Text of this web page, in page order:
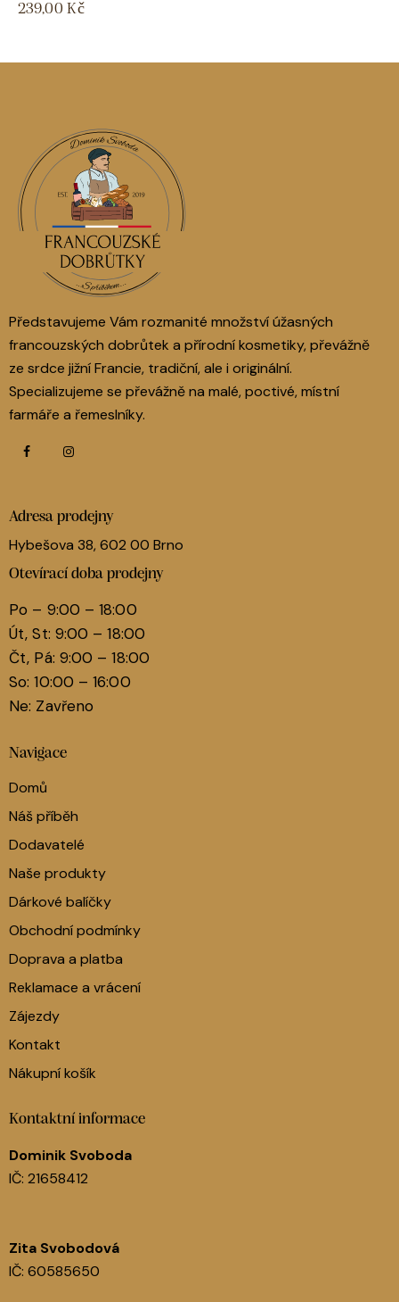
239,00 Kč
Představujeme Vám rozmanité množství úžasných
francouzských dobrůtek a přírodní kosmetiky, převážně
ze srdce jižní Francie, tradiční, ale i originální.
Specializujeme se převážně na malé, poctivé, místní
farmáře a řemeslníky.
Adresa prodejny
Hybešova 38, 602 00 Brno
Otevírací doba prodejny
Po – 9:00 – 18:00
Út, St: 9:00 – 18:00
Čt, Pá: 9:00 – 18:00
So: 10:00 – 16:00
Ne: Zavřeno
Navigace
Domů
Náš příběh
Dodavatelé
Naše produkty
Dárkové balíčky
Obchodní podmínky
Doprava a platba
Reklamace a vrácení
Zájezdy
Kontakt
Nákupní košík
Kontaktní informace
Dominik Svoboda
IČ: 21658412
Zita Svobodová
IČ: 60585650